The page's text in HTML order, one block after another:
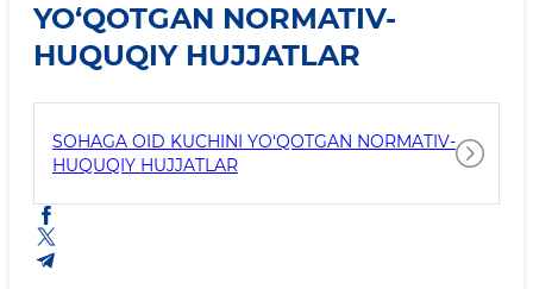
YO‘QOTGAN NORMATIV-
HUQUQIY HUJJATLAR
SOHAGA OID KUCHINI YO‘QOTGAN NORMATIV-
HUQUQIY HUJJATLAR